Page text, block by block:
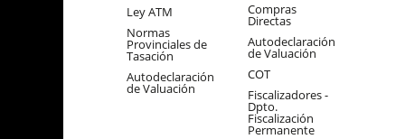
Ley ATM
Normas
Provinciales de
Tasación
Autodeclaración
de Valuación
Compras
Directas
Autodeclaración
de Valuación
COT
Fiscalizadores -
Dpto.
Fiscalización
Permanente